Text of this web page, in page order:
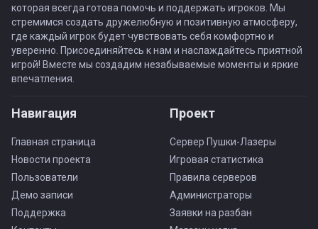
которая всегда готова помочь и поддержать игроков. Мы
стремимся создать дружелюбную и позитивную атмосферу,
где каждый игрок будет чувствовать себя комфортно и
уверенно. Присоединяйтесь к нам и наслаждайтесь приятной
игрой! Вместе мы создадим незабываемые моменты и яркие
впечатления.
Навигация
Главная страница
Новости проекта
Пользователи
Демо записи
Поддержка
Проект
Сервер Пушки-Лазеры
Игровая статистика
Правила серверов
Администраторы
Заявки на разбан